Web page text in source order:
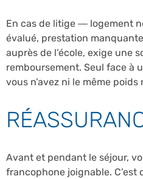
En cas de litige — logement
évalué, prestation
auprès de l’école, exige une
remboursement. Seul face à
vous n’avez ni le même
Avant et pendant le séjour,
francophone joignable.